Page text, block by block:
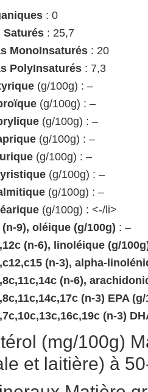
: 0
Saturés : 25,7
MonoInsaturés : 20
PolyInsaturés : 7,3
(g/100g) : –
(g/100g) : –
(g/100g) : –
(g/100g) : –
(g/100g) : –
(g/100g) : –
(g/100g) : –
(g/100g) : <-/li>
9), oléique (g/100g) : –
(n-6), linoléique (g/
(n-3), alpha-
(n-6),
(n-3) EPA (g/
(n-3)
(mg/100g)
et laitière) à